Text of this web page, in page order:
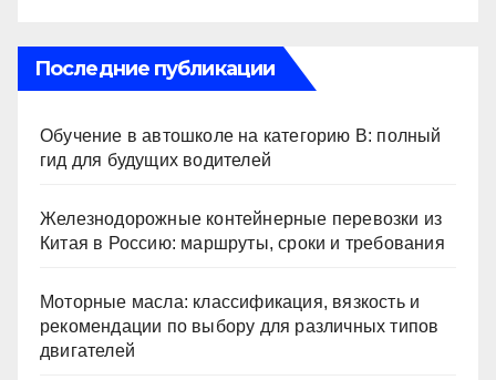
Последние публикации
Обучение в автошколе на категорию В: полный
гид для будущих водителей
Железнодорожные контейнерные перевозки из
Китая в Россию: маршруты, сроки и требования
Моторные масла: классификация, вязкость и
рекомендации по выбору для различных типов
двигателей